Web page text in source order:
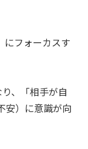
にフォーカスす
、「相手が自
安）に意識が向